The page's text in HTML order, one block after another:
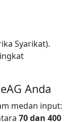
Syarikat).
Anda
medan input:
70 dan 400